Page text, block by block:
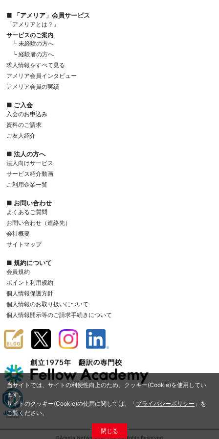
当サイトでは、サイトの利便性向上のため、クッキー(Cookie)を使用してい
ます。
サイトのクッキー(Cookie)の使用に関しては、「プライバシーポリシー 」を
ご覧ください。
閉じる
■ 「アメリア」会員サービス
「アメリアとは？」
サービスのご案内
└ 未経験の方へ
└ 経験者の方へ
求人情報をすべて見る
アメリア会員インタビュー
アメリア会員の実績
■ ご入会
入会のお申込み
資料のご請求
ご友人紹介
■ 法人の方へ
法人向けサービス
サービス紹介動画
ご利用企業一覧
■ お問い合わせ
よくあるご質問
お問い合わせ（連絡先）
会社概要
サイトマップ
■ 規約について
会員規約
ポイント利用規約
個人情報保護方針
個人情報のお取り扱いについて
個人情報開示等のご請求手続きについて
©Amelia Network Co.,Ltd. All Rights Reserved.